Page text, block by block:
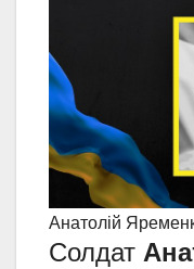
Анатолій
Солдат